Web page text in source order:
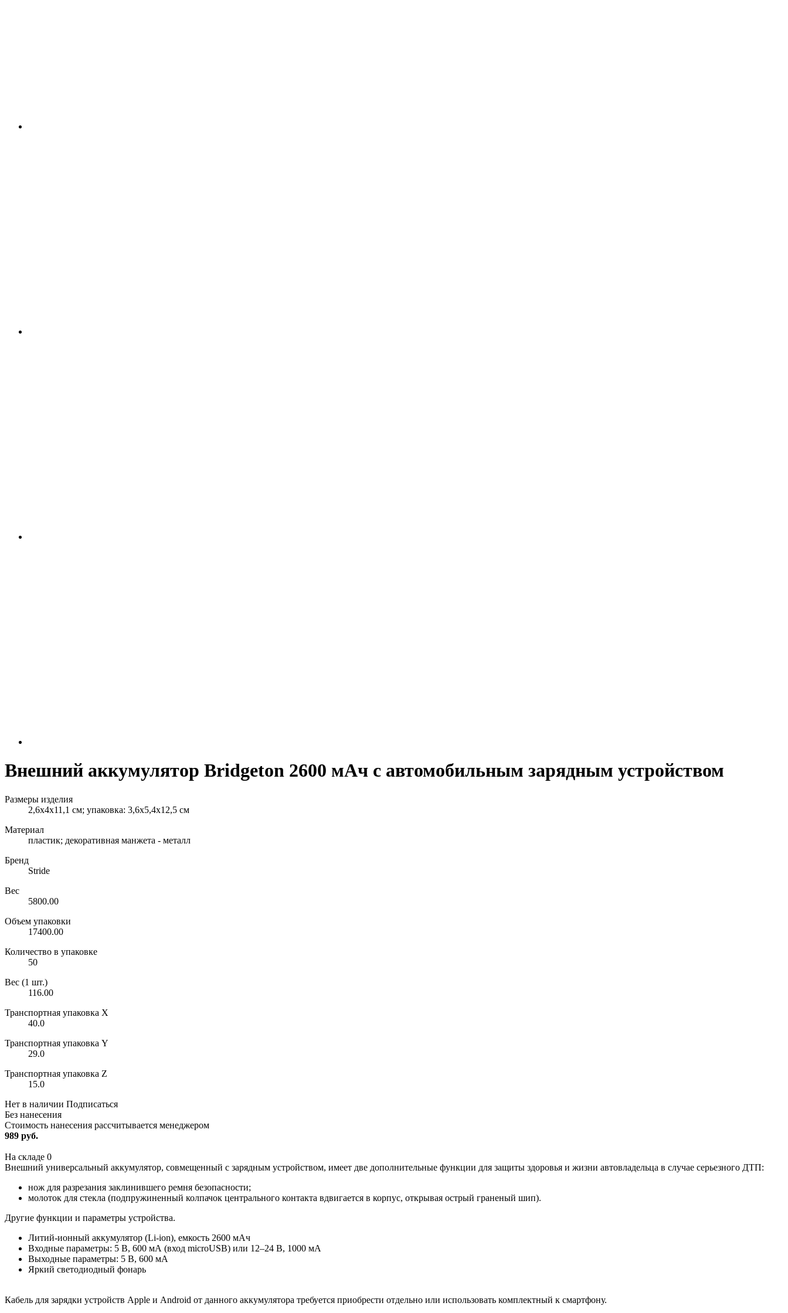
Внешний аккумулятор Bridgeton 2600 мАч с автомобильным зарядным устройством
Размеры изделия
2,6х4х11,1 см; упаковка: 3,6х5,4х12,5 см
Материал
пластик; декоративная манжета - металл
Бренд
Stride
Вес
5800.00
Объем упаковки
17400.00
Количество в упаковке
50
Вес (1 шт.)
116.00
Транспортная упаковка X
40.0
Транспортная упаковка Y
29.0
Транспортная упаковка Z
15.0
Нет в наличии Подписаться
Без нанесения
Стоимость нанесения рассчитывается менеджером
989 руб.
На складе 0
Внешний универсальный аккумулятор, совмещенный c зарядным устройством, имеет две дополнительные функции для защиты здоровья и жизни автовладельца в случае серьезного ДТП:
нож для разрезания заклинившего ремня безопасности;
молоток для стекла (подпружиненный колпачок центрального контакта вдвигается в корпус, открывая острый граненый шип).
Другие функции и параметры устройства.
Литий-ионный аккумулятор (Li-ion), емкость 2600 мАч
Входные параметры: 5 В, 600 мА (вход microUSB) или 12–24 B, 1000 мА
Выходные параметры: 5 В, 600 мА
Яркий светодиодный фонарь
Кабель для зарядки устройств Apple и Android от данного аккумулятора требуется приобрести отдельно или использовать комплектный к смартфону.